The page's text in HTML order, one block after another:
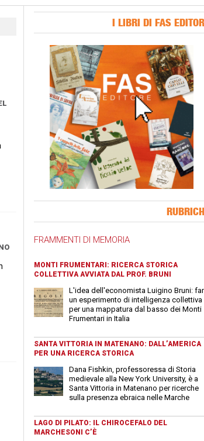
I LIBRI DI FAS
FRAMMENTI DI MEMORIA
MONTI FRUMENTARI: RICERCA STORICA
COLLETTIVA AVVIATA DAL PROF. BRUNI
L'idea dell'economista Luigino Bruni:
un esperimento di intelligenza collettiva
per una mappatura dal basso dei Monti
Frumentari in Italia
SANTA VITTORIA IN MATENANO: DALL’AMERICA
PER UNA RICERCA STORICA
Dana Fishkin, professoressa di Storia
medievale alla New York University, è a
Santa Vittoria in Matenano per ricerche
sulla presenza ebraica nelle Marche
LAGO DI PILATO: IL CHIROCEFALO DEL
MARCHESONI C’È